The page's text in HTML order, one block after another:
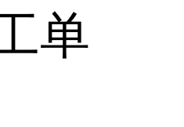
单